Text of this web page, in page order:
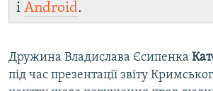
і Android.
Дружина Владислава Єсипенка
під час презентації звіту